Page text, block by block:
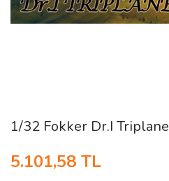
1/32 Fokker Dr.I Triplane
5.101,58 TL